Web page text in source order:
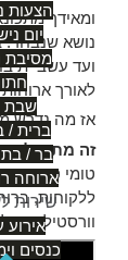
הצעות
יום
מסיבת
שבת
ברית /
בר / בת
ארוחה
שירות
אירוע
כנסים
ומאידך
נושא שנבחר:
ועד עשבי
לאורך ארוחות
אז מה נדרש
זה מתחיל
טומי סבאך
ללקוחות,
וורסטילים